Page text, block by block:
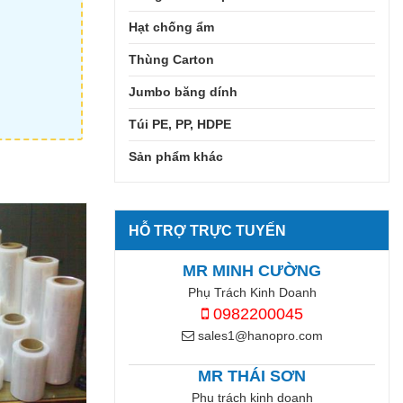
Hạt chống ẩm
Thùng Carton
Jumbo băng dính
Túi PE, PP, HDPE
Sản phẩm khác
HỖ TRỢ TRỰC TUYẾN
MR MINH CƯỜNG
Phụ Trách Kinh Doanh
0982200045
sales1@hanopro.com
MR THÁI SƠN
Phụ trách kinh doanh